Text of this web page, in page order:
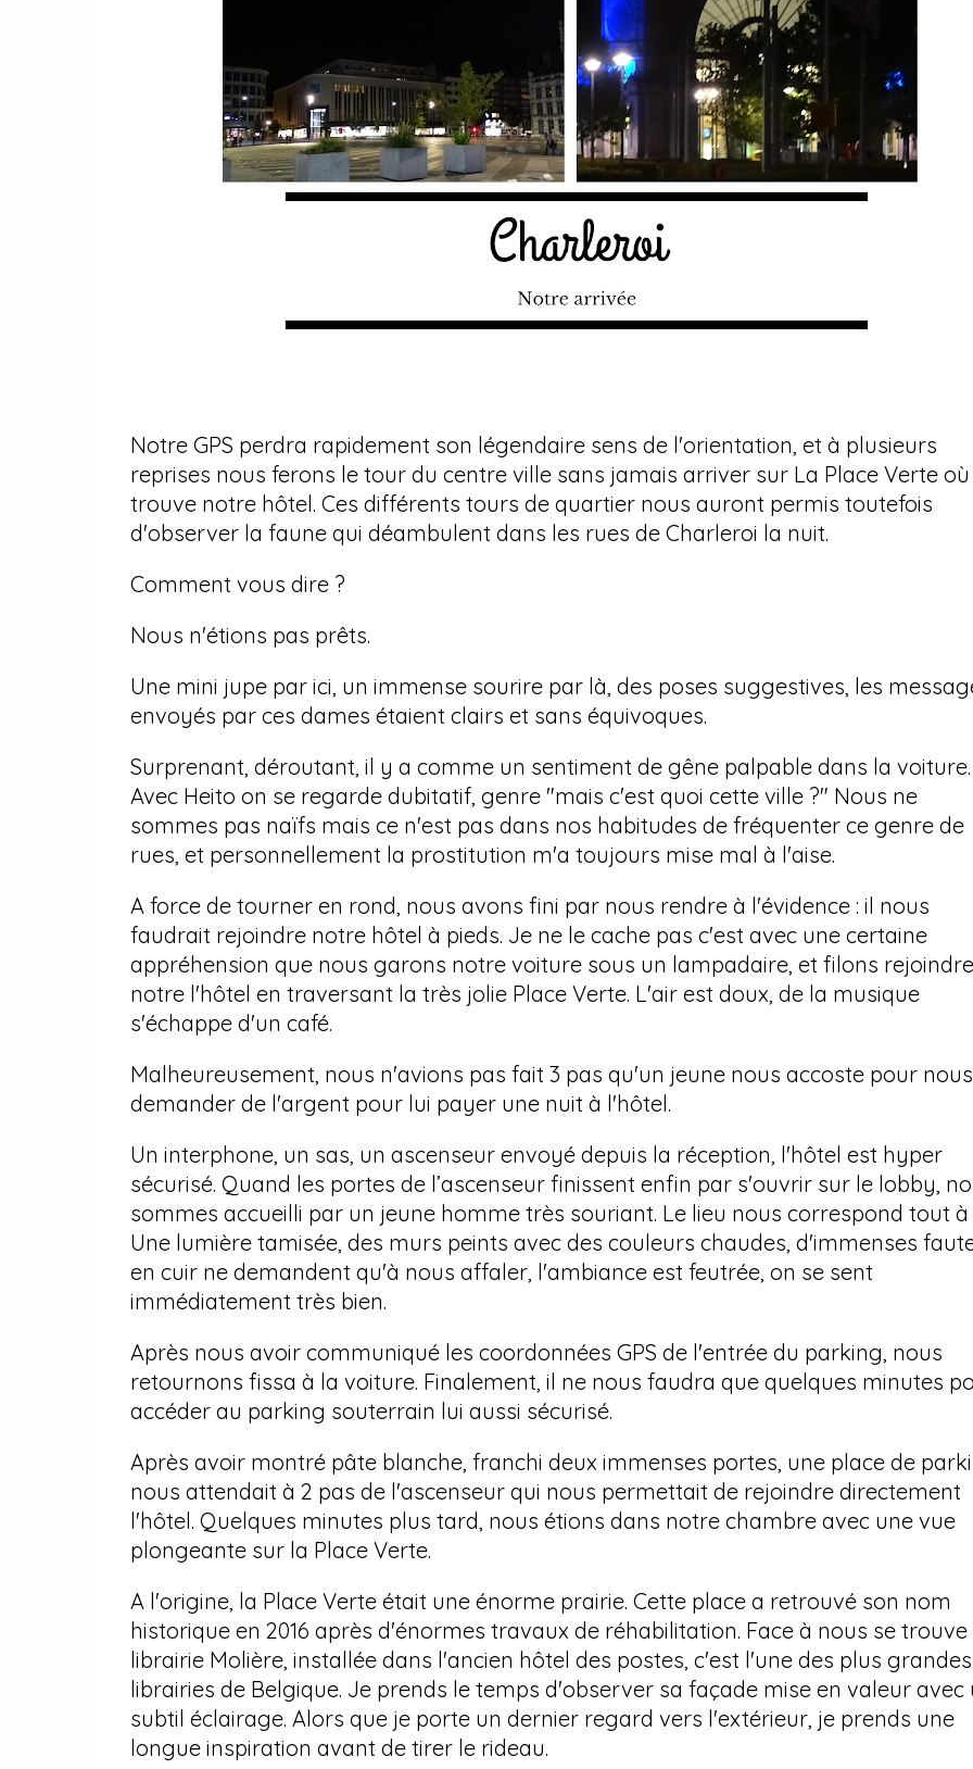
Notre GPS perdra rapidement son légendaire sens de l'orientation, et à plusieurs
reprises nous ferons le tour du centre ville sans jamais arriver sur La Place Verte où
trouve notre hôtel. Ces différents tours de quartier nous auront permis toutefois
d'observer la faune qui déambulent dans les rues de Charleroi la nuit.
Comment vous dire ?
Nous n'étions pas prêts.
Une mini jupe par ici, un immense sourire par là, des poses suggestives, les
envoyés par ces dames étaient clairs et sans équivoques.
Surprenant, déroutant, il y a comme un sentiment de gêne palpable dans la voiture.
Avec Heito on se regarde dubitatif, genre "mais c'est quoi cette ville ?" Nous ne
sommes pas naïfs mais ce n'est pas dans nos habitudes de fréquenter ce genre de
rues, et personnellement la prostitution m'a toujours mise mal à l'aise.
A force de tourner en rond, nous avons fini par nous rendre à l'évidence : il nous
faudrait rejoindre notre hôtel à pieds. Je ne le cache pas c'est avec une certaine
appréhension que nous garons notre voiture sous un lampadaire, et filons rejoindre
notre l'hôtel en traversant la très jolie Place Verte. L'air est doux, de la musique
s'échappe d'un café.
Malheureusement, nous n'avions pas fait 3 pas qu'un jeune nous accoste pour nous
demander de l'argent pour lui payer une nuit à l'hôtel.
Un interphone, un sas, un ascenseur envoyé depuis la réception, l'hôtel est hyper
sécurisé. Quand les portes de l’ascenseur finissent enfin par s'ouvrir sur le lobby,
sommes accueilli par un jeune homme très souriant. Le lieu nous correspond tout à
Une lumière tamisée, des murs peints avec des couleurs chaudes, d'immenses
en cuir ne demandent qu'à nous affaler, l'ambiance est feutrée, on se sent
immédiatement très bien.
Après nous avoir communiqué les coordonnées GPS de l'entrée du parking, nous
retournons fissa à la voiture. Finalement, il ne nous faudra que quelques minutes
accéder au parking souterrain lui aussi sécurisé.
Après avoir montré pâte blanche, franchi deux immenses portes, une place de
nous attendait à 2 pas de l'ascenseur qui nous permettait de rejoindre directement
l'hôtel. Quelques minutes plus tard, nous étions dans notre chambre avec une vue
plongeante sur la Place Verte.
A l'origine, la Place Verte était une énorme prairie. Cette place a retrouvé son nom
historique en 2016 après d'énormes travaux de réhabilitation. Face à nous se trouve
librairie Molière, installée dans l'ancien hôtel des postes, c'est l'une des plus grandes
librairies de Belgique. Je prends le temps d'observer sa façade mise en valeur avec
subtil éclairage. Alors que je porte un dernier regard vers l'extérieur, je prends une
longue inspiration avant de tirer le rideau.